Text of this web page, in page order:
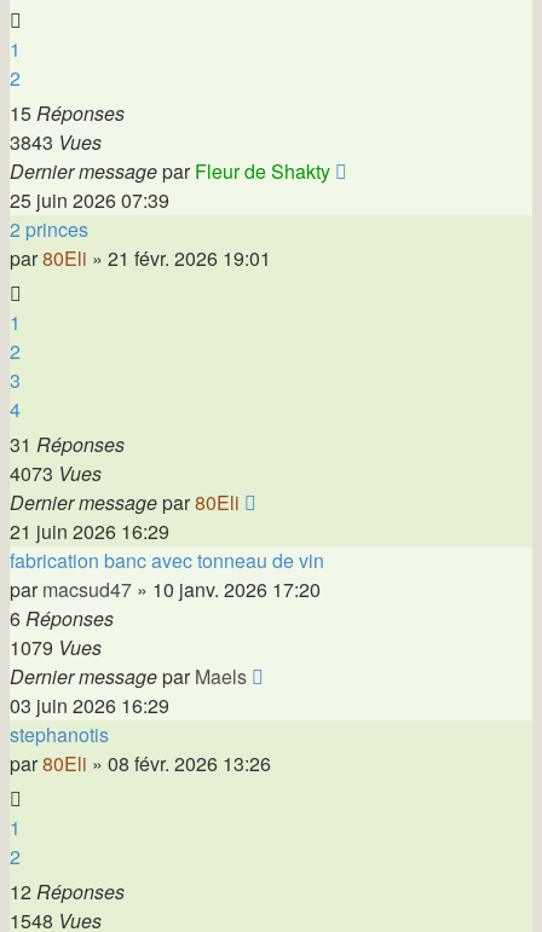
1
2
15Réponses
3843 Vues
Dernier messageparFleur de Shakty
25 juin 2026 07:39
2 princes
par80Eli » 21 févr. 2026 19:01
1
2
3
4
31 Réponses
4073 Vues
Dernier messagepar80Eli
21 juin 2026 16:29
fabrication banc avec tonneau de vin
parmacsud47 » 10 janv. 2026 17:20
6Réponses
1079 Vues
Dernier messageparMaels
03 juin 2026 16:29
stephanotis
par80Eli » 08 févr. 2026 13:26
1
2
12 Réponses
1548 Vues